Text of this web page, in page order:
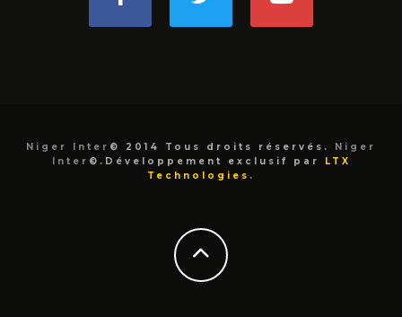
Niger Inter © 2014 Tous droits réservés. Niger
Inter ©.Développement exclusif par
LTX
Technologies .